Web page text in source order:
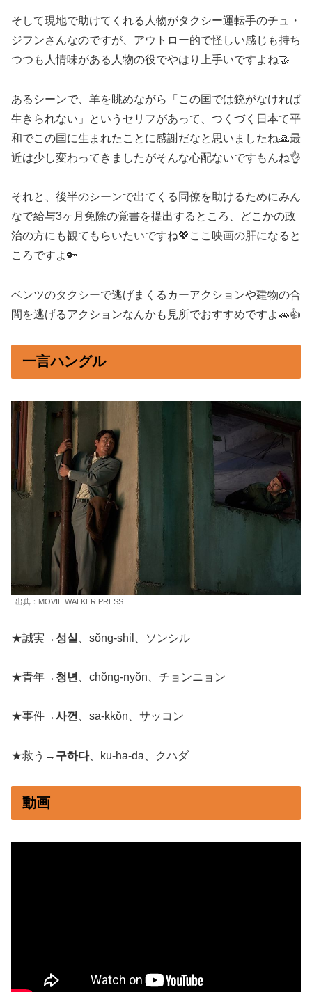
そして現地で助けてくれる人物がタクシー運転手のチュ・
ジフンさんなのですが、アウトロー的で怪しい感じも持ち
つつも人情味がある人物の役でやはり上手いですよね🤝
あるシーンで、羊を眺めながら「この国では銃がなければ
生きられない」というセリフがあって、つくづく日本て平
和でこの国に生まれたことに感謝だなと思いましたね🙏最
近は少し変わってきましたがそんな心配ないですもんね👌
それと、後半のシーンで出てくる同僚を助けるためにみん
なで給与3ヶ月免除の覚書を提出するところ、どこかの政
治の方にも観てもらいたいですね💖ここ映画の肝になると
ころですよ🔑
ベンツのタクシーで逃げまくるカーアクションや建物の合
間を逃げるアクションなんかも見所でおすすめですよ🚗👍
一言ハングル
出典：MOVIE WALKER PRESS
★誠実→ 성실 、sŏng-shil、ソンシル
★青年→ 청년 、chŏng-nyŏn、チョンニョン
★事件→사껀 、sa-kkŏn、サッコン
★救う→ 구하다、ku-ha-da、クハダ
動画